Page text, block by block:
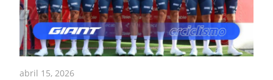
abril 15, 2026